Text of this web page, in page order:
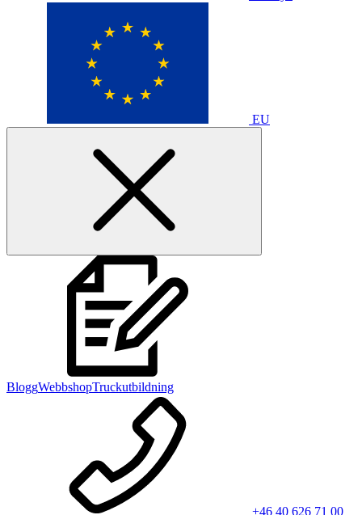
EU
BloggWebbshopTruckutbildning
+46 40 626 71 00